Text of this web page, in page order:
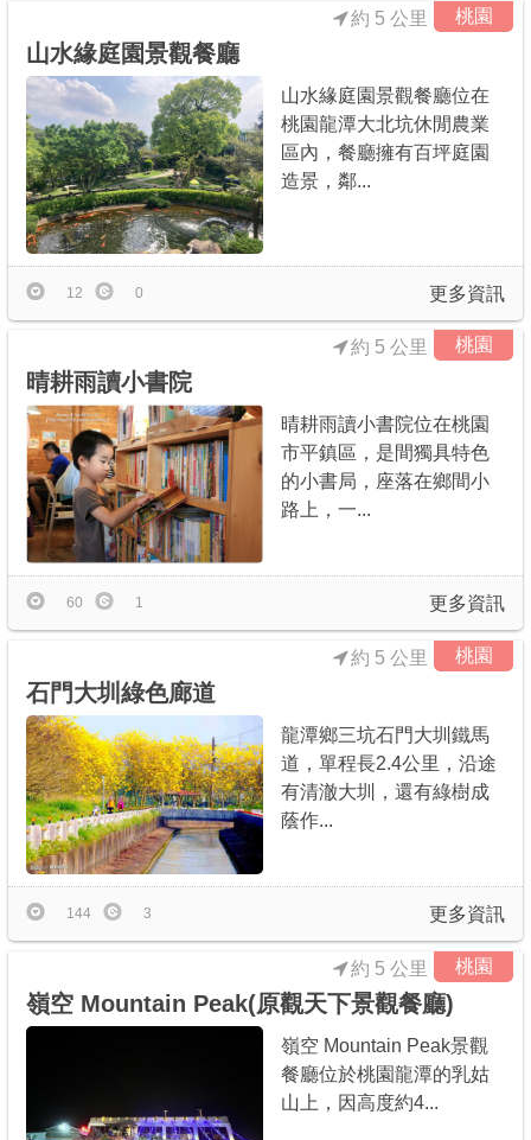
桃園
山水緣庭園景觀餐廳
約 5 公里
山水緣庭園景觀餐廳位在
桃園龍潭大北坑休閒農業
區內，餐廳擁有百坪庭園
造景，鄰...
更多資訊
12 0
桃園
晴耕雨讀小書院
約 5 公里
晴耕雨讀小書院位在桃園
市平鎮區，是間獨具特色
的小書局，座落在鄉間小
路上，一...
更多資訊
60 1
桃園
石門大圳綠色廊道
約 5 公里
龍潭鄉三坑石門大圳鐵馬
道，單程長2.4公里，沿途
有清澈大圳，還有綠樹成
蔭作...
更多資訊
144 3
桃園
嶺空 Mountain Peak(原觀天下景觀餐廳)
約 5 公里
嶺空 Mountain Peak景觀
餐廳位於桃園龍潭的乳姑
山上，因高度約4...